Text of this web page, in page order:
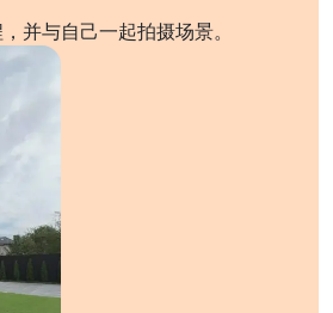
并与自己一起拍摄场景。